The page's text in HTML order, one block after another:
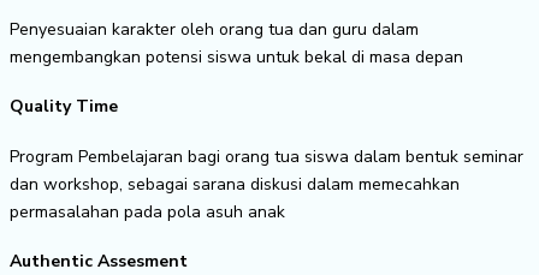
Penyesuaian karakter oleh orang tua dan guru dalam
mengembangkan potensi siswa untuk bekal di masa depan
Quality Time
Program Pembelajaran bagi orang tua siswa dalam bentuk seminar
dan workshop, sebagai sarana diskusi dalam memecahkan
permasalahan pada pola asuh anak
Authentic Assesment